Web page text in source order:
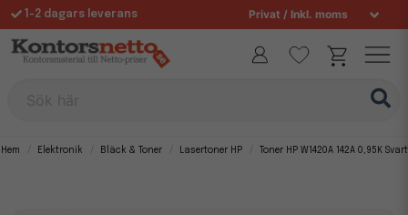
1-2 dagars leverans
Fri frakt över 995 kr
Hem Elektronik Bläck & Toner Lasertoner HP Toner HP W1420A 142A 0,95K Svart